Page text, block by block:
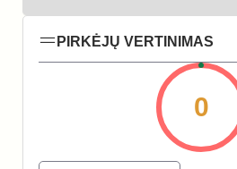
PIRKĖJŲ VERTINIMAS
0